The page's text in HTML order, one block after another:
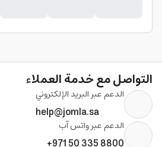
التواصل مع خدمة العملاء
الدعم عبر البريد الإلكتروني
help@jomla.sa
الدعم عبر واتس آب
+971 50 335 8800